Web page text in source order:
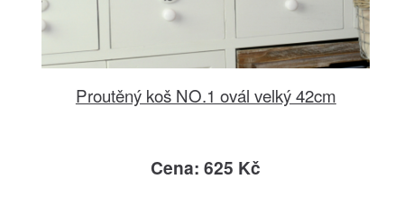
Proutěný koš NO.1 ovál velký 42cm
Cena: 625 Kč